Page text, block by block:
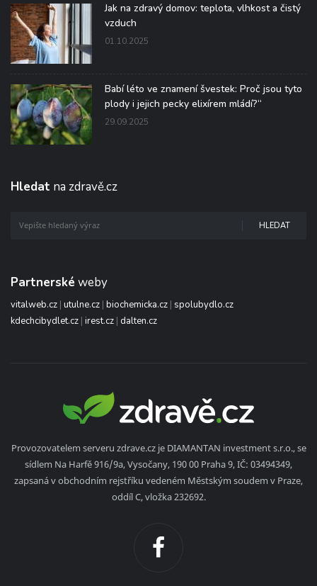
Jak na zdravý domov: teplota, vlhkost a čistý
vzduch
01.10.2025
Babí léto ve znamení švestek: Proč jsou tyto
plody i jejich pecky elixírem mládí?“
29.09.2025
Hledat na zdravě.cz
HLEDAT
Partnerské weby
vitalweb.cz | utulne.cz | biochemicka.cz | spolubydlo.cz
kdechcibydlet.cz | irest.cz | dalten.cz
Provozovatelem serveru zdrave.cz je DIAMANTAN investment s.r.o., se
sídlem Na Harfě 916/9a, Vysočany, 190 00 Praha 9, IČ: 03494349,
zapsaná v obchodním rejstříku vedeném Městským soudem v Praze,
oddíl C, vložka 232692.